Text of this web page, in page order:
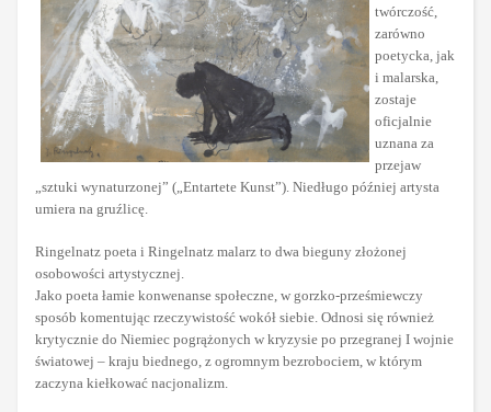
twórczość,
zarówno
poetycka, jak
i malarska,
zostaje
oficjalnie
uznana za
przejaw
„sztuki wynaturzonej” („Entartete Kunst”). Niedługo później artysta
umiera na gruźlicę.
Ringelnatz poeta i Ringelnatz malarz to dwa bieguny złożonej
osobowości artystycznej.
Jako poeta łamie konwenanse społeczne, w gorzko-prześmiewczy
sposób komentując rzeczywistość wokół siebie. Odnosi się również
krytycznie do Niemiec pogrążonych w kryzysie po przegranej I wojnie
światowej – kraju biednego, z ogromnym bezrobociem, w którym
zaczyna kiełkować nacjonalizm.